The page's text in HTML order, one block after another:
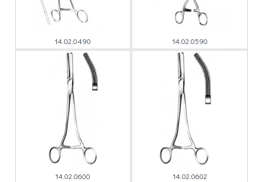
14.02.0490 14.02.0590
14.02.0600 14.02.0602